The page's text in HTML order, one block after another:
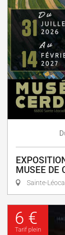
MUSEE DE
Sainte-
6 €
Tarif plein